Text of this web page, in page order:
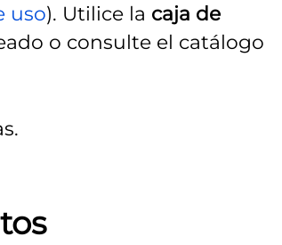
uso). Utilice la caja de
o consulte el catálogo